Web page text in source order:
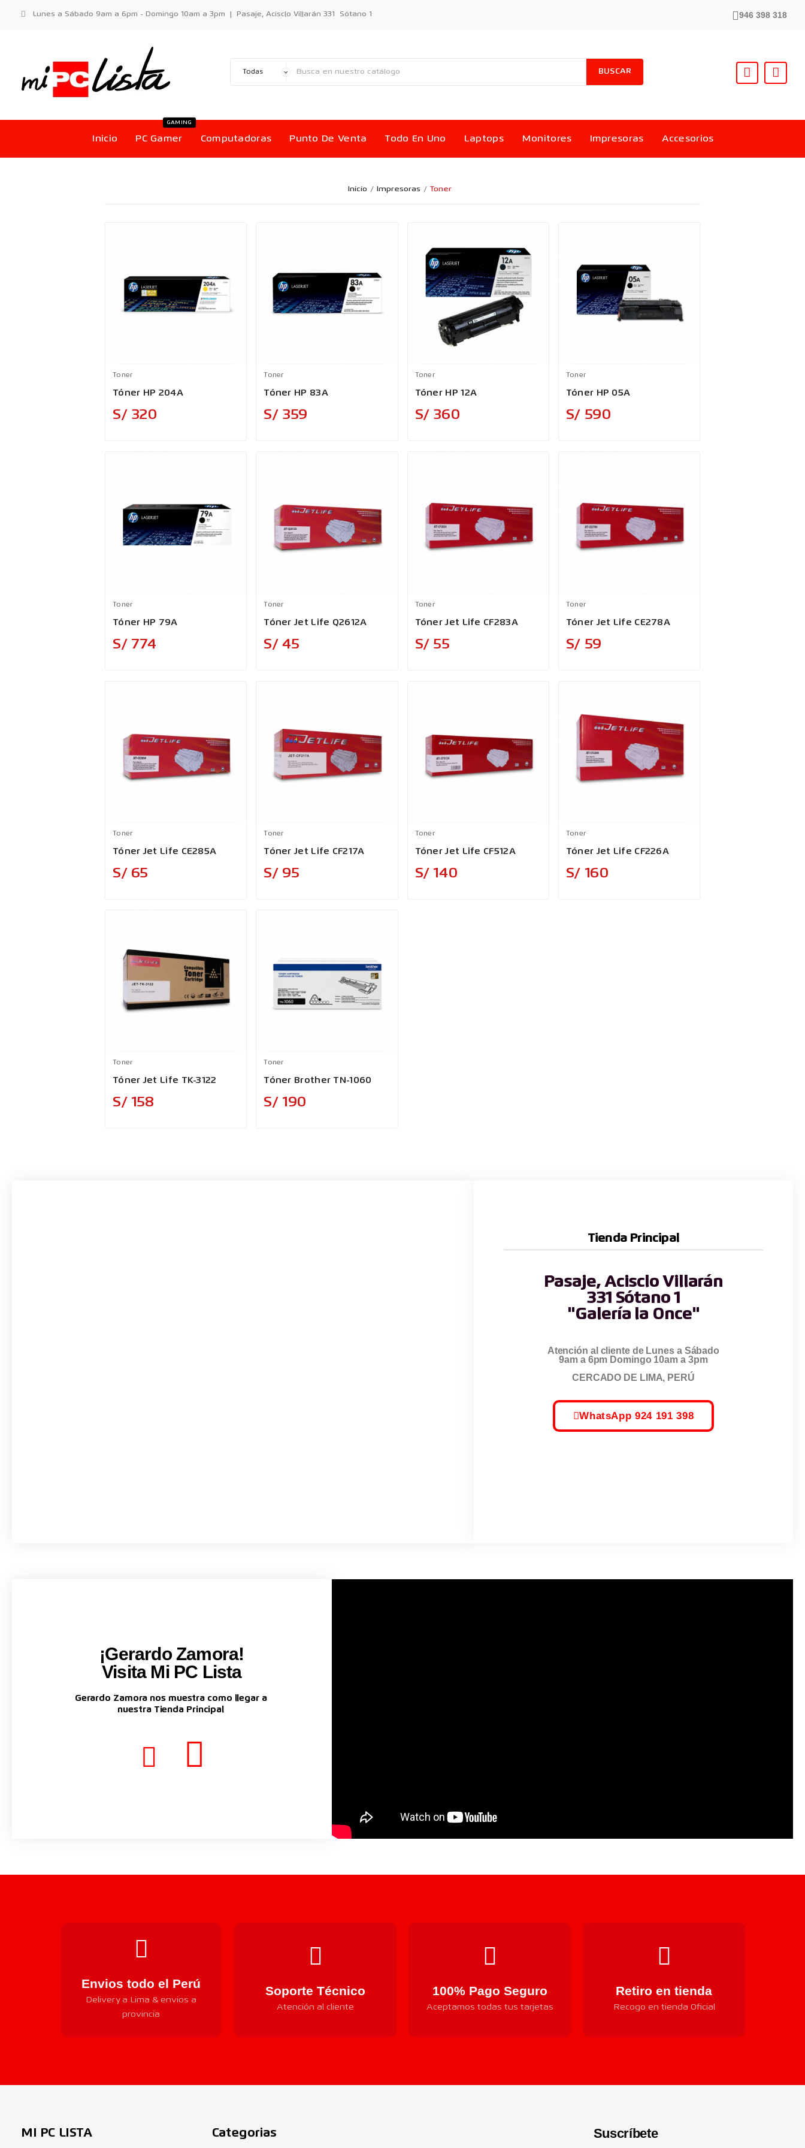
Lunes a Sábado 9am a 6pm - Domingo 10am a 3pm | Pasaje, Acisclo Villarán 331 Sótano 1 946 398 318
BUSCAR
Inicio PC Gamer
GAMING
Computadoras Punto De Venta Todo En Uno Laptops Monitores Impresoras Accesorios
Inicio Impresoras Toner
Toner
Tóner HP 204A
S/ 320
Toner
Tóner HP 83A
S/ 359
Toner
Tóner HP 12A
S/ 360
Toner
Tóner HP 05A
S/ 590
Toner
Tóner HP 79A
S/ 774
Toner
Tóner Jet Life Q2612A
S/ 45
Toner
Tóner Jet Life CF283A
S/ 55
Toner
Tóner Jet Life CE278A
S/ 59
Toner
Tóner Jet Life CE285A
S/ 65
Toner
Tóner Jet Life CF217A
S/ 95
Toner
Tóner Jet Life CF512A
S/ 140
Toner
Tóner Jet Life CF226A
S/ 160
Toner
Tóner Jet Life TK-3122
S/ 158
Toner
Tóner Brother TN-1060
S/ 190
Tienda Principal
Pasaje, Acisclo Villarán
331 Sótano 1
"Galería la Once"
Atención al cliente de Lunes a Sábado
9am a 6pm Domingo 10am a 3pm
CERCADO DE LIMA, PERÚ
WhatsApp 924 191 398
¡Gerardo Zamora!
Visita Mi PC Lista
Gerardo Zamora nos muestra como llegar a
nuestra Tienda Principal
Envios todo el Perú
Delivery a Lima & envios a
provincia
Soporte Técnico
Atención al cliente
100% Pago Seguro
Aceptamos todas tus tarjetas
Retiro en tienda
Recogo en tienda Oficial
MI PC LISTA Categorias Suscríbete